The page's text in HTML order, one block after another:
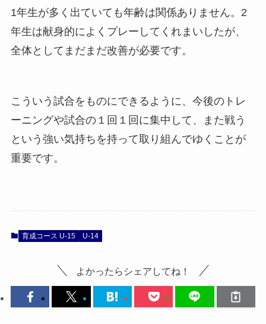
1年生が多く出ていても年齢は関係ありません。2
年生は献身的によくプレーしてくれまいしたが、
全体としてまだまだ改善が必要です。
こういう試合をものにできるように、今後のトレ
ーニングや試合の１回１回に集中して、また戦う
という強い気持ちを持って取り組んでゆくことが
重要です。
育成コース U-15 U-14
よかったらシェアしてね！